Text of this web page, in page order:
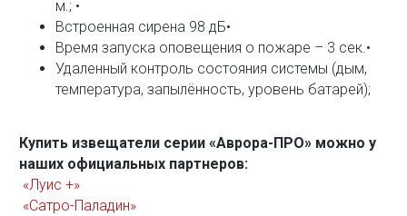
м.; •
Встроенная сирена 98 дБ•
Время запуска оповещения о пожаре – 3 сек.•
Удаленный контроль состояния системы (дым,
температура, запылённость, уровень батарей);
Купить извещатели серии «Аврора-ПРО» можно у
наших официальных партнеров:
«Луис +»
«Сатро-Паладин»